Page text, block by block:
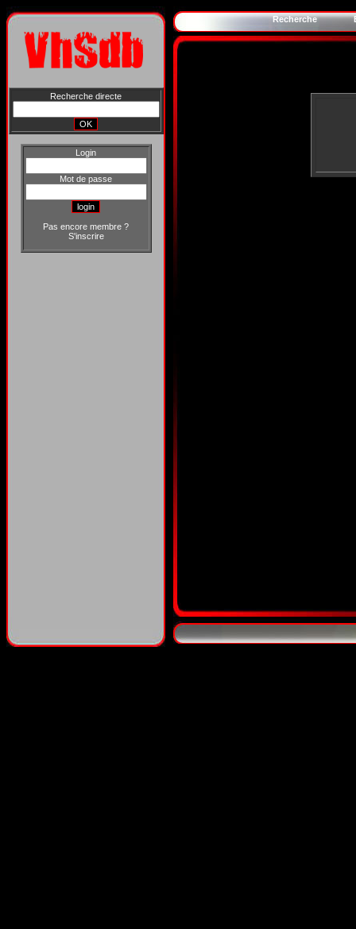
Recherche directe
Login
Mot de passe
Pas encore membre ?
S'inscrire
Recherche